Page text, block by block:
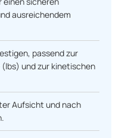
ausreichendem
passend zur
und zur kinetischen
Aufsicht und nach